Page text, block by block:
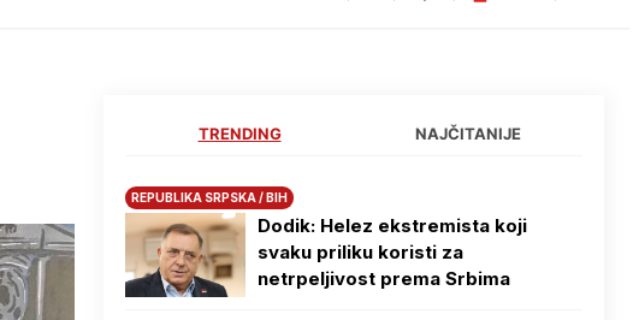
TRENDING NAJČITANIJE
REPUBLIKA SRPSKA / BIH
Dodik: Helez ekstremista koji
svaku priliku koristi za
netrpeljivost prema Srbima